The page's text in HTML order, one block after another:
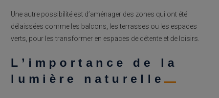
Une autre possibilité est d’aménager des zones qui ont été
délaissées comme les balcons, les terrasses ou les espaces
verts, pour les transformer en espaces de détente et de loisirs.
L’importance de la
lumière naturelle